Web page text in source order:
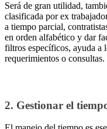
Será de gran utilidad,
clasificada por ex
a tiempo parcial,
en orden alfabético y dar
filtros específicos, ayuda a
requerimientos o consultas.
2. Gestionar el